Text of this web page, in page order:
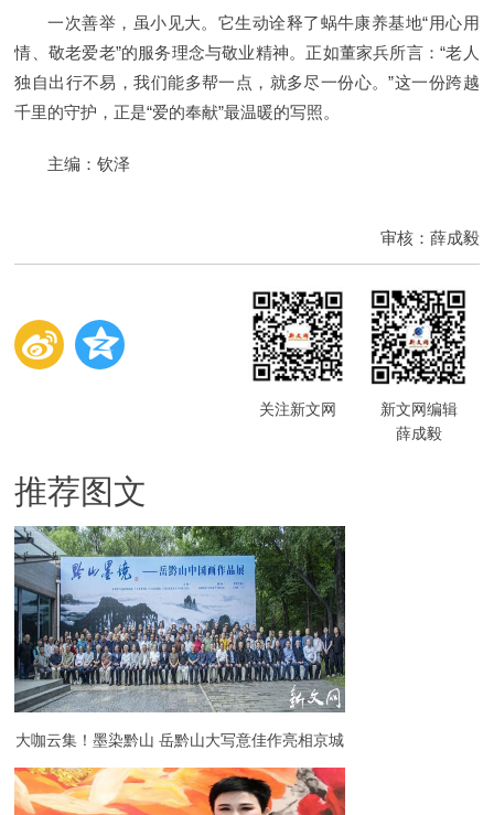
一次善举，虽小见大。它生动诠释了蜗牛康养基地“用心用
情、敬老爱老”的服务理念与敬业精神。正如董家兵所言：“老人
独自出行不易，我们能多帮一点，就多尽一份心。”这一份跨越
千里的守护，正是“爱的奉献”最温暖的写照。
主编：钦泽
审核：薛成毅
关注新文网
新文网编辑
薛成毅
推荐图文
大咖云集！墨染黔山 岳黔山大写意佳作亮相京城